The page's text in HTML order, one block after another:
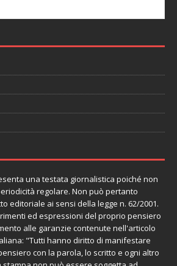
una testata giornalistica poiché non
regolare. Non può pertanto
editoriale ai sensi della legge n. 62/2001.
ed espressioni del proprio pensiero
alle garanzie contenute nell'articolo
"Tutti hanno diritto di manifestare
con la parola, lo scritto e ogni altro